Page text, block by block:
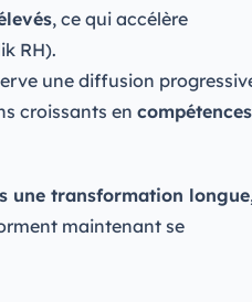
, ce qui accélère
RH).
une diffusion
croissants en
une transformation
maintenant se